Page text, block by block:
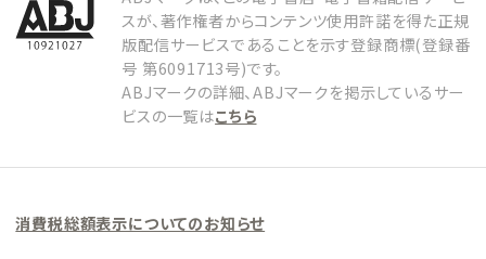
スが、著作権者からコンテンツ使用許諾を得た正規
版配信サービスであることを示す登録商標(登録番
号 第6091713号)です。
ABJマークの詳細、ABJマークを掲示しているサー
ビスの一覧はこちら
消費税総額表示についてのお知らせ